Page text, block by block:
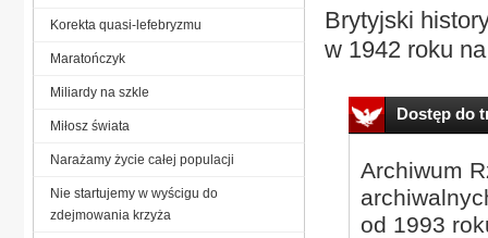
Brytyjski
w 1942 roku
Dostęp do
Archiwum
od 1993
Korekta quasi-lefebryzmu
Maratończyk
Miliardy na szkle
Miłosz świata
Narażamy życie całej populacji
Nie startujemy w wyścigu do
zdejmowania krzyża